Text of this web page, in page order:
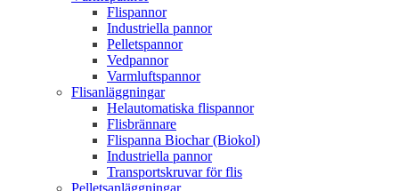
Flispannor
Industriella pannor
Pelletspannor
Vedpannor
Varmluftspannor
Flisanläggningar
Helautomatiska flispannor
Flisbrännare
Flispanna Biochar (Biokol)
Industriella pannor
Transportskruvar för flis
Pelletsanläggningar